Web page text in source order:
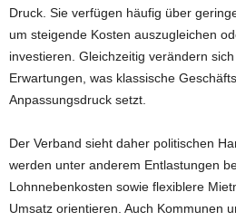
Druck. Sie verfügen häufig über
um steigende Kosten auszugleichen
investieren. Gleichzeitig verändern
Erwartungen, was klassische
Anpassungsdruck setzt.
Der Verband sieht daher politischen
werden unter anderem Entlastungen
Lohnnebenkosten sowie flexiblere
Umsatz orientieren. Auch Kommunen